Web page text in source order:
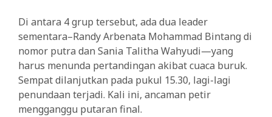
Di antara 4 grup tersebut, ada dua leader
sementara–Randy Arbenata Mohammad Bintang di
nomor putra dan Sania Talitha Wahyudi—yang
harus menunda pertandingan akibat cuaca buruk.
Sempat dilanjutkan pada pukul 15.30, lagi-lagi
penundaan terjadi. Kali ini, ancaman petir
mengganggu putaran final.